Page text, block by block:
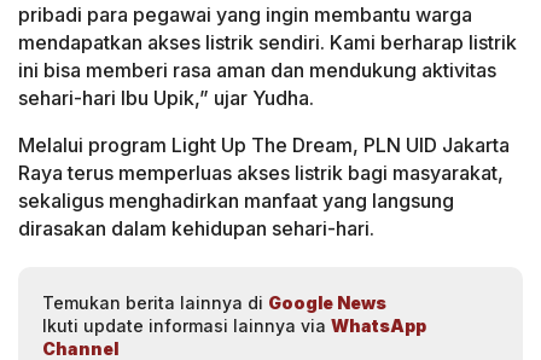
pribadi para pegawai yang ingin membantu warga
mendapatkan akses listrik sendiri. Kami berharap listrik
ini bisa memberi rasa aman dan mendukung aktivitas
sehari-hari Ibu Upik,” ujar Yudha.
Melalui program Light Up The Dream, PLN UID Jakarta
Raya terus memperluas akses listrik bagi masyarakat,
sekaligus menghadirkan manfaat yang langsung
dirasakan dalam kehidupan sehari-hari.
Temukan berita lainnya di Google News
Ikuti update informasi lainnya via WhatsApp
Channel